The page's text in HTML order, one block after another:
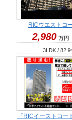
RICウエストコ
2,980 万円
3LDK /
「RICイーストコー